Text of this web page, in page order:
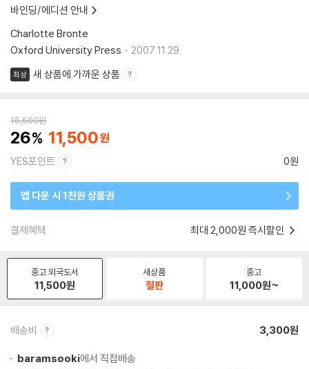
바인딩/에디션 안내
Charlotte Bronte
Oxford University Press
2007.11.29.
최상 새 상품에 가까운 상품
15,500원
26 11,500
YES포인트 0원
앱 다운 시 1천원 상품권
결제혜택 최대 2,000원 즉시할인
중고 외국도서
11,500원
새상품
절판
중고
11,000원~
배송비 3,300원
baramsooki에서 직접배송